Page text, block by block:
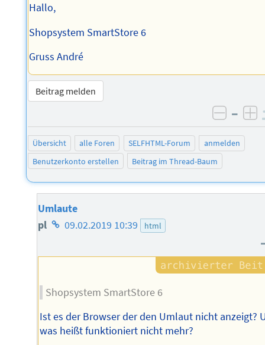
Hallo,
Shopsystem SmartStore 6
Gruss André
Beitrag melden
–
Übersicht alle Foren SELFHTML-Forum
anmelden
Benutzerkonto erstellen
Beitrag im Thread-Baum
Umlaute
pl Homepage
Autors
09.02.2019 10:39 html
Shopsystem SmartStore 6
Ist es der Browser der den Umlaut nicht anzeigt?
was heißt funktioniert nicht mehr?